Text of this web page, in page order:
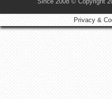
Privacy &